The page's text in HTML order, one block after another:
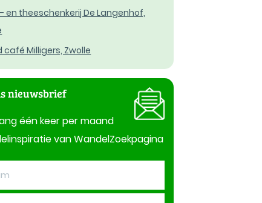
en theeschenkerij De Langenhof,
café Milligers, Zwolle
nieuwsbrief
één keer per maand
van WandelZoekpagina